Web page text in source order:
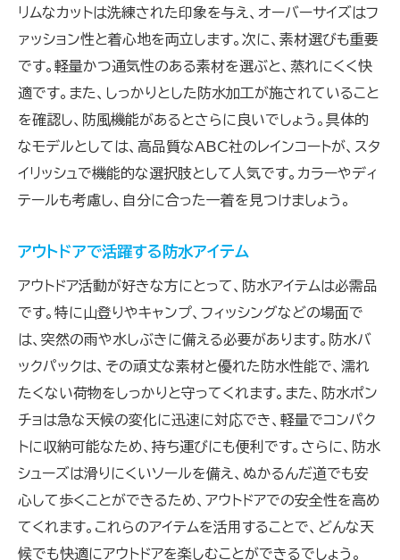
リムなカットは洗練された印象を与え、オーバーサイズはフ
ァッション性と着心地を両立します。次に、素材選びも重要
です。軽量かつ通気性のある素材を選ぶと、蒸れにくく快
適です。また、しっかりとした防水加工が施されていること
を確認し、防風機能があるとさらに良いでしょう。具体的
なモデルとしては、高品質なABC社のレインコートが、スタ
イリッシュで機能的な選択肢として人気です。カラーやディ
テールも考慮し、自分に合った一着を見つけましょう。
アウトドアで活躍する防水アイテム
アウトドア活動が好きな方にとって、防水アイテムは必需品
です。特に山登りやキャンプ、フィッシングなどの場面で
は、突然の雨や水しぶきに備える必要があります。防水バ
ックパックは、その頑丈な素材と優れた防水性能で、濡れ
たくない荷物をしっかりと守ってくれます。また、防水ポン
チョは急な天候の変化に迅速に対応でき、軽量でコンパク
トに収納可能なため、持ち運びにも便利です。さらに、防水
シューズは滑りにくいソールを備え、ぬかるんだ道でも安
心して歩くことができるため、アウトドアでの安全性を高め
てくれます。これらのアイテムを活用することで、どんな天
候でも快適にアウトドアを楽しむことができるでしょう。